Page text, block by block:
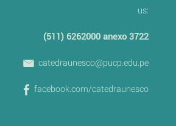
us:
(511) 6262000 anexo 3722
catedraunesco@pucp.edu.pe
facebook.com/catedraunesco